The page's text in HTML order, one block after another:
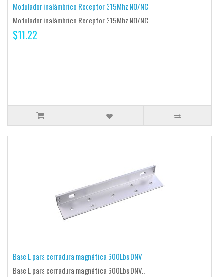
Modulador inalámbrico Receptor 315Mhz NO/NC
Modulador inalámbrico Receptor 315Mhz NO/NC..
$11.22
Base L para cerradura magnética 600Lbs DNV
Base L para cerradura magnética 600Lbs DNV..